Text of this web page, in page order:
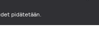
pidätetään.